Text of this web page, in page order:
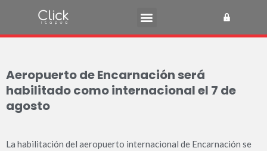
Aeropuerto de Encarnación será
habilitado como internacional el 7 de
agosto
La habilitación del aeropuerto internacional de Encarnación se